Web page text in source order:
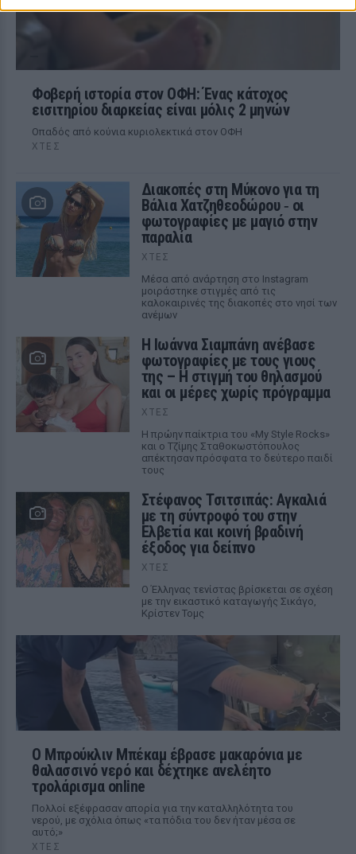
Φοβερή ιστορία στον ΟΦΗ: Ένας κάτοχος
εισιτηρίου διαρκείας είναι μόλις 2 μηνών
Οπαδός από κούνια κυριολεκτικά στον ΟΦΗ
ΧΤΕΣ
Διακοπές στη Μύκονο για τη
Βάλια Χατζηθεοδώρου ‑ οι
φωτογραφίες με μαγιό στην
παραλία
ΧΤΕΣ
Μέσα από ανάρτηση στο Instagram
μοιράστηκε στιγμές από τις
καλοκαιρινές της διακοπές στο νησί των
ανέμων
H Ιωάννα Σιαμπάνη ανέβασε
φωτογραφίες με τους γιους
της – Η στιγμή του θηλασμού
και οι μέρες χωρίς πρόγραμμα
ΧΤΕΣ
Η πρώην παίκτρια του «My Style Rocks»
και ο Τζίμης Σταθοκωστόπουλος
απέκτησαν πρόσφατα το δεύτερο παιδί
τους
Στέφανος Τσιτσιπάς: Αγκαλιά
με τη σύντροφό του στην
Ελβετία και κοινή βραδινή
έξοδος για δείπνο
ΧΤΕΣ
Ο Έλληνας τενίστας βρίσκεται σε σχέση
με την εικαστικό καταγωγής Σικάγο,
Κρίστεν Τομς
Ο Μπρούκλιν Μπέκαμ έβρασε μακαρόνια με
θαλασσινό νερό και δέχτηκε ανελέητο
τρολάρισμα online
Πολλοί εξέφρασαν απορία για την καταλληλότητα του
νερού, με σχόλια όπως «τα πόδια του δεν ήταν μέσα σε
αυτό;»
ΧΤΕΣ